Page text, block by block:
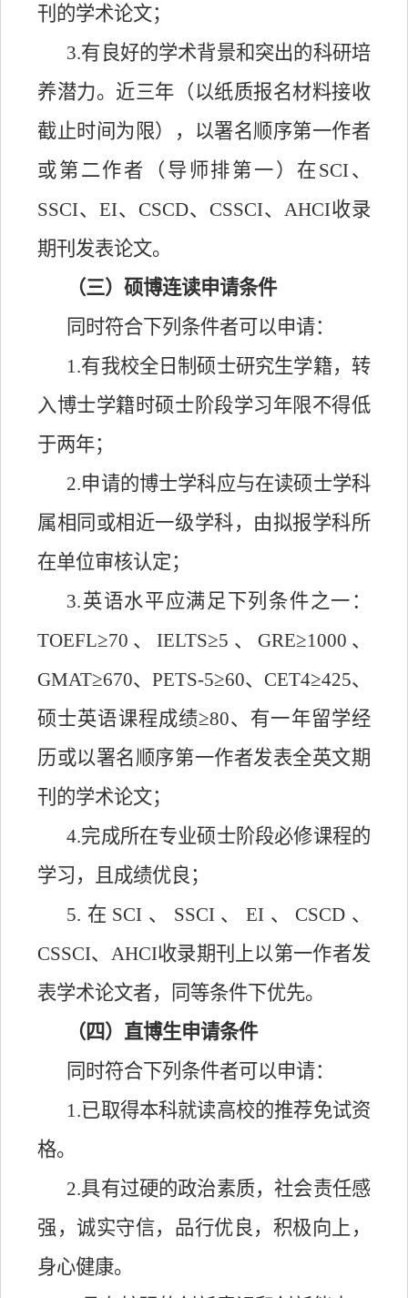
刊的学术论文；
3.有良好的学术背景和突出的科研培
养潜力。近三年（以纸质报名材料接收
截止时间为限），以署名顺序第一作者
或第二作者（导师排第一）在SCI、
SSCI、EI、CSCD、CSSCI、AHCI收录
期刊发表论文。
（三）硕博连读申请条件
同时符合下列条件者可以申请：
1.有我校全日制硕士研究生学籍，转
入博士学籍时硕士阶段学习年限不得低
于两年；
2.申请的博士学科应与在读硕士学科
属相同或相近一级学科，由拟报学科所
在单位审核认定；
3.英语水平应满足下列条件之一：
TOEFL≥70、IELTS≥5、GRE≥1000、
GMAT≥670、PETS-5≥60、CET4≥425、
硕士英语课程成绩≥80、有一年留学经
历或以署名顺序第一作者发表全英文期
刊的学术论文；
4.完成所在专业硕士阶段必修课程的
学习，且成绩优良；
5.在SCI、SSCI、EI、CSCD、
CSSCI、AHCI收录期刊上以第一作者发
表学术论文者，同等条件下优先。
（四）直博生申请条件
同时符合下列条件者可以申请：
1.已取得本科就读高校的推荐免试资
格。
2.具有过硬的政治素质，社会责任感
强，诚实守信，品行优良，积极向上，
身心健康。